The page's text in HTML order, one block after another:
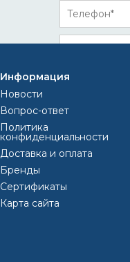
Информация
Новости
Вопрос-ответ
Политика
конфиденциальности
Доставка и оплата
Бренды
Сертификаты
Карта сайта